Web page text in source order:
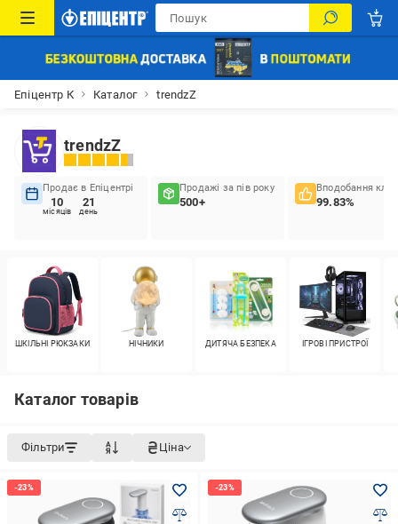
Епіцентр К Каталог trendzZ
trendzZ
Продає в Епіцентрі
10
місяців
21
день
Продажі за пів року
500+
Вподобання
99.83%
ШКІЛЬНІ РЮКЗАКИ НІЧНИКИ ДИТЯЧА БЕЗПЕКА ІГРОВІ ПРИСТРОЇ
Каталог товарів
Фільтри Ціна